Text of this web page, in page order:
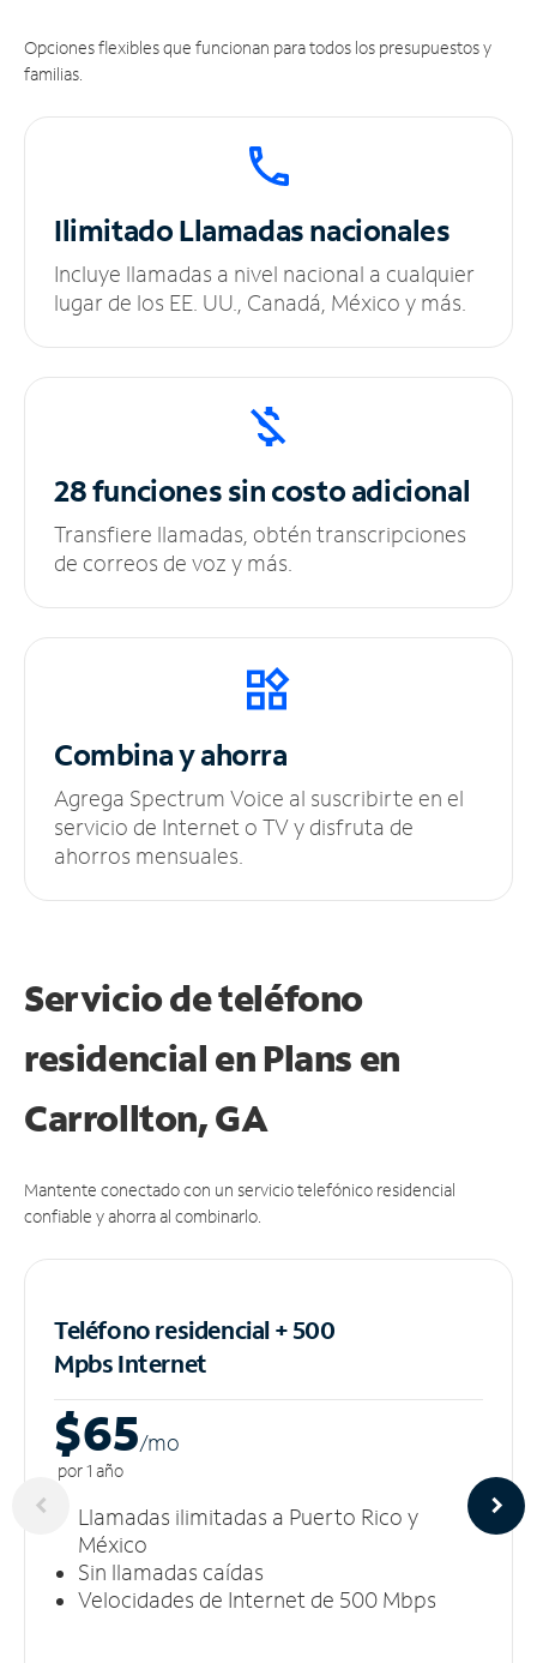
Opciones flexibles que funcionan para todos los presupuestos y
familias.
IlimitadoLlamadas nacionales
Incluye llamadas a nivel nacional a cualquier
lugar de los EE. UU., Canadá, México y más.
28 funciones sincosto adicional
Transfiere llamadas, obtén transcripciones
de correos de voz y más.
Combina y ahorra
Agrega Spectrum Voice al suscribirte en el
servicio de Internet o TV y disfruta de
ahorros mensuales.
Servicio de teléfono
residencial en Plans en
Carrollton, GA
Mantente conectado con un servicio telefónico residencial
confiable y ahorra al combinarlo.
Teléfono residencial + 500
MpbsInternet
$65/mo
por 1 año
Llamadas ilimitadas a Puerto Rico y
México
Sin llamadas caídas
Velocidades de Internet de 500 Mbps